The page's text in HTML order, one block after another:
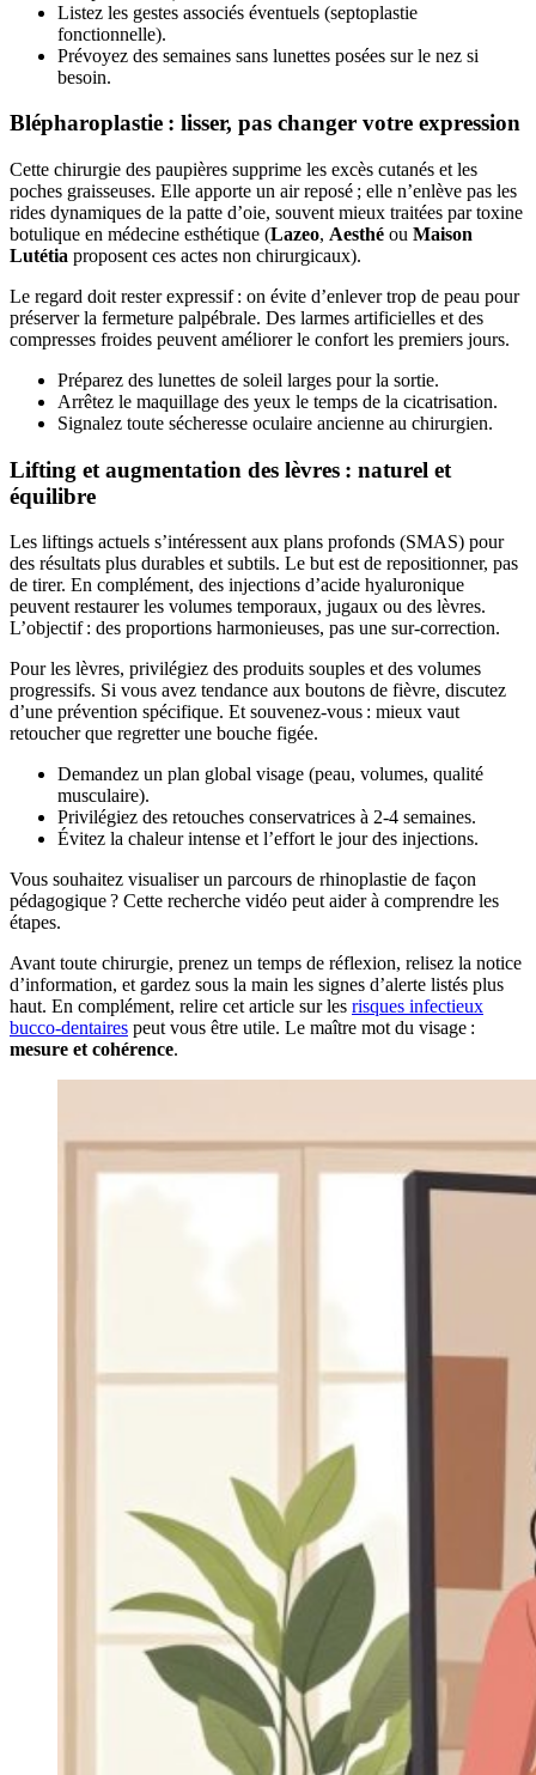
Listez les gestes associés éventuels (septoplastie
fonctionnelle).
Prévoyez des semaines sans lunettes posées sur le nez si
besoin.
Blépharoplastie : lisser, pas changer votre expression
Cette chirurgie des paupières supprime les excès cutanés et les
poches graisseuses. Elle apporte un air reposé ; elle n’enlève pas les
rides dynamiques de la patte d’oie, souvent mieux traitées par toxine
botulique en médecine esthétique (Lazeo, Aesthé ou Maison
Lutétia proposent ces actes non chirurgicaux).
Le regard doit rester expressif : on évite d’enlever trop de peau pour
préserver la fermeture palpébrale. Des larmes artificielles et des
compresses froides peuvent améliorer le confort les premiers jours.
Préparez des lunettes de soleil larges pour la sortie.
Arrêtez le maquillage des yeux le temps de la cicatrisation.
Signalez toute sécheresse oculaire ancienne au chirurgien.
Lifting et augmentation des lèvres : naturel et
équilibre
Les liftings actuels s’intéressent aux plans profonds (SMAS) pour
des résultats plus durables et subtils. Le but est de repositionner, pas
de tirer. En complément, des injections d’acide hyaluronique
peuvent restaurer les volumes temporaux, jugaux ou des lèvres.
L’objectif : des proportions harmonieuses, pas une sur-correction.
Pour les lèvres, privilégiez des produits souples et des volumes
progressifs. Si vous avez tendance aux boutons de fièvre, discutez
d’une prévention spécifique. Et souvenez-vous : mieux vaut
retoucher que regretter une bouche figée.
Demandez un plan global visage (peau, volumes, qualité
musculaire).
Privilégiez des retouches conservatrices à 2-4 semaines.
Évitez la chaleur intense et l’effort le jour des injections.
Vous souhaitez visualiser un parcours de rhinoplastie de façon
pédagogique ? Cette recherche vidéo peut aider à comprendre les
étapes.
Avant toute chirurgie, prenez un temps de réflexion, relisez la notice
d’information, et gardez sous la main les signes d’alerte listés plus
haut. En complément, relire cet article sur les risques infectieux
bucco-dentaires peut vous être utile. Le maître mot du visage :
mesure et cohérence.